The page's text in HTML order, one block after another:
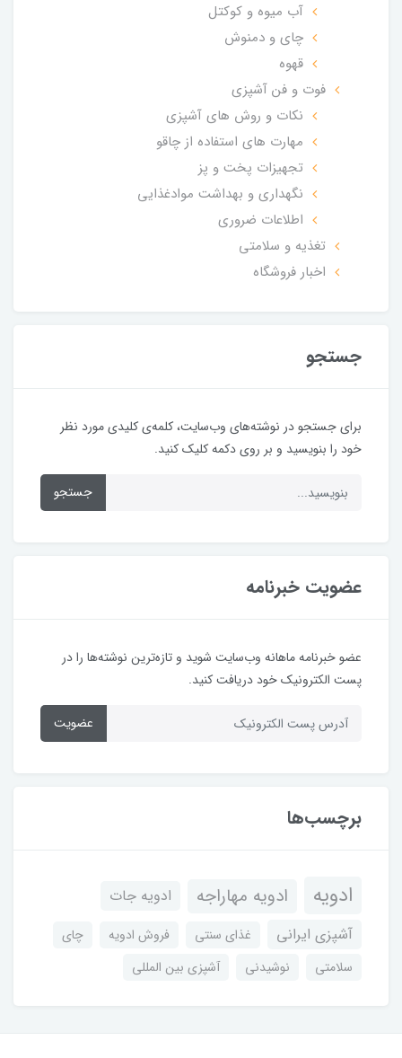
آب میوه و کوکتل
چای و دمنوش
قهوه
فوت و فن آشپزی
نکات و روش های آشپزی
مهارت های استفاده از چاقو
تجهیزات پخت و پز
نگهداری و بهداشت موادغذایی
اطلاعات ضروری
تغذیه و سلامتی
اخبار فروشگاه
جستجو
برای جستجو در نوشته‌های وب‌سایت، کلمه‌ی کلیدی مورد نظر
خود را بنویسید و بر روی دکمه کلیک کنید.
جستجو
عضویت خبرنامه
عضو خبرنامه ماهانه وب‌سایت شوید و تازه‌ترین نوشته‌ها را در
پست الکترونیک خود دریافت کنید.
عضویت
برچسب‌ها
ادویه ادویه مهاراجه
ادویه جات
آشپزی ایرانی
غذای سنتی فروش ادویه
چای
سلامتی
نوشیدنی آشپزی بین المللی